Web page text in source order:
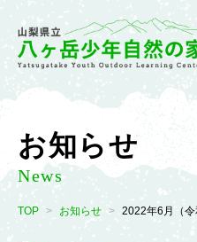
お知らせ
News
TOP お知らせ 2022年6月（